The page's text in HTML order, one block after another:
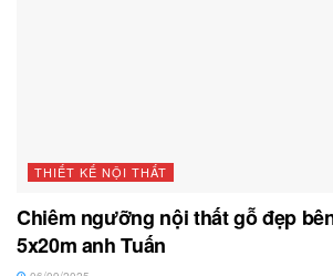
THIẾT KẾ NỘI THẤT
Chiêm ngưỡng nội thất gỗ đẹp
5x20m anh Tuấn